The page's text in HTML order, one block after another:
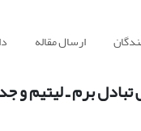
ارسال مقاله
برم ـ لیتیم و